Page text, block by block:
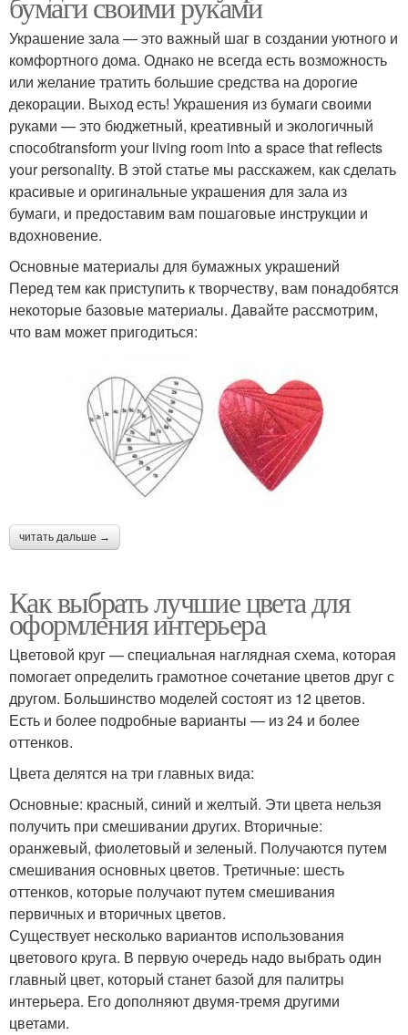
Украшение зала — это важный шаг в создании уютного и
комфортного дома. Однако не всегда есть возможность
или желание тратить большие средства на дорогие
декорации. Выход есть! Украшения из бумаги своими
руками — это бюджетный, креативный и экологичный
способtransform your living room into a space that reflects
your personality. В этой статье мы расскажем, как сделать
красивые и оригинальные украшения для зала из
бумаги, и предоставим вам пошаговые инструкции и
вдохновение.
Основные материалы для бумажных украшений
Перед тем как приступить к творчеству, вам понадобятся
некоторые базовые материалы. Давайте рассмотрим,
что вам может пригодиться:
читать дальше →
Как выбрать лучшие цвета для
оформления интерьера
Цветовой круг — специальная наглядная схема, которая
помогает определить грамотное сочетание цветов друг с
другом. Большинство моделей состоят из 12 цветов.
Есть и более подробные варианты — из 24 и более
оттенков.
Цвета делятся на три главных вида:
Основные: красный, синий и желтый. Эти цвета нельзя
получить при смешивании других. Вторичные:
оранжевый, фиолетовый и зеленый. Получаются путем
смешивания основных цветов. Третичные: шесть
оттенков, которые получают путем смешивания
первичных и вторичных цветов.
Существует несколько вариантов использования
цветового круга. В первую очередь надо выбрать один
главный цвет, который станет базой для палитры
интерьера. Его дополняют двумя-тремя другими
цветами.